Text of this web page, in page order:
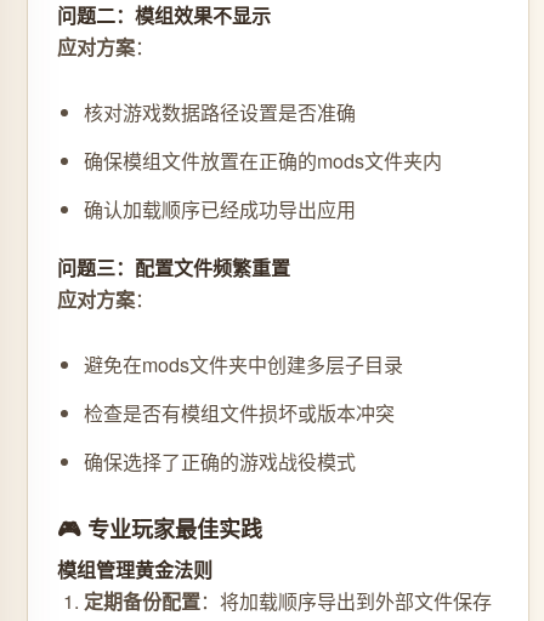
问题二：模组效果不显示
应对方案：
核对游戏数据路径设置是否准确
确保模组文件放置在正确的mods文件夹内
确认加载顺序已经成功导出应用
问题三：配置文件频繁重置
应对方案：
避免在mods文件夹中创建多层子目录
检查是否有模组文件损坏或版本冲突
确保选择了正确的游戏战役模式
🎮 专业玩家最佳实践
模组管理黄金法则
定期备份配置：将加载顺序导出到外部文件保存